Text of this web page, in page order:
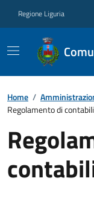
Regione Liguria
Home /
Regolamento di